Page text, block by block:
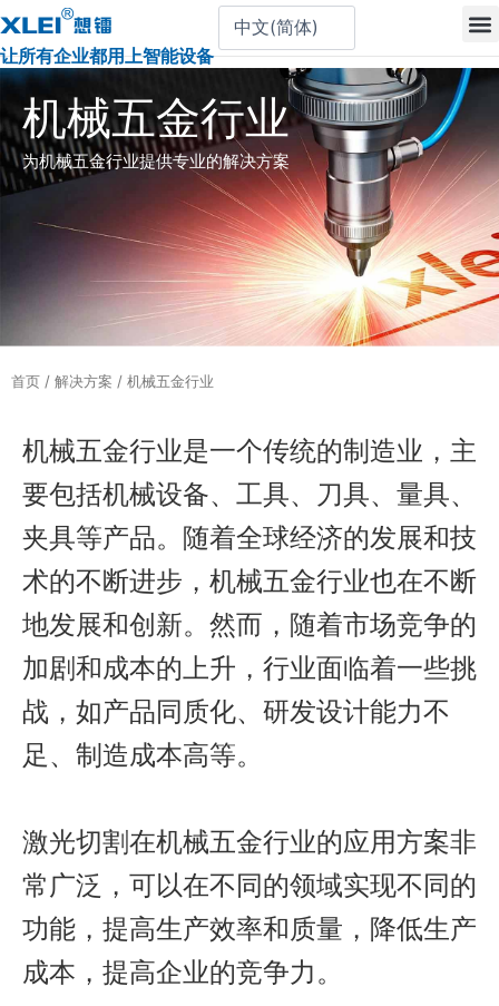
跳
至
内
让所有企业都用上智能设备
机械五金行业
为机械五金行业提供专业的解决方案
首页 / 解决方案 / 机械五金行业
机械五金行业是一个传统的制造业，主
要包括机械设备、工具、刀具、量具、
夹具等产品。随着全球经济的发展和技
术的不断进步，机械五金行业也在不断
地发展和创新。然而，随着市场竞争的
加剧和成本的上升，行业面临着一些挑
战，如产品同质化、研发设计能力不
足、制造成本高等。
激光切割在机械五金行业的应用方案非
常广泛，可以在不同的领域实现不同的
功能，提高生产效率和质量，降低生产
成本，提高企业的竞争力。